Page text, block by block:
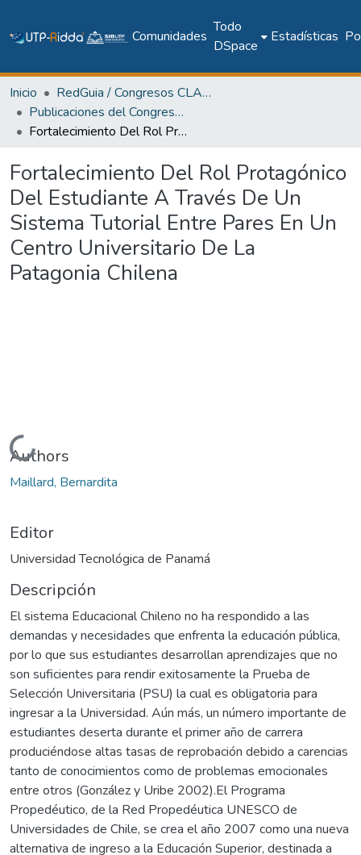
Comunidades
Todo
DSpace
Estadísticas
Inicio
RedGuia / Congresos CLABES
Publicaciones del Congreso Internacional CLABES
Fortalecimiento Del Rol Protagónico Del Estudiante A Través De Un Sistema Tutorial Entre Pares En Un Centro Universitario De La Patagonia Chilena
Fortalecimiento Del Rol Protagónico
Del Estudiante A Través De Un
Sistema Tutorial Entre Pares En Un
Centro Universitario De La
Patagonia Chilena
Cargando...
Authors
Maillard, Bernardita
Editor
Universidad Tecnológica de Panamá
Descripción
El sistema Educacional Chileno no ha respondido a las
demandas y necesidades que enfrenta la educación pública,
por lo que sus estudiantes desarrollan aprendizajes que no
son suficientes para rendir exitosamente la Prueba de
Selección Universitaria (PSU) la cual es obligatoria para
ingresar a la Universidad. Aún más, un número importante de
estudiantes deserta durante el primer año de carrera
produciéndose altas tasas de reprobación debido a carencias
tanto de conocimientos como de problemas emocionales
entre otros (González y Uribe 2002).El Programa
Propedéutico, de la Red Propedéutica UNESCO de
Universidades de Chile, se crea el año 2007 como una nueva
alternativa de ingreso a la Educación Superior, destinada a